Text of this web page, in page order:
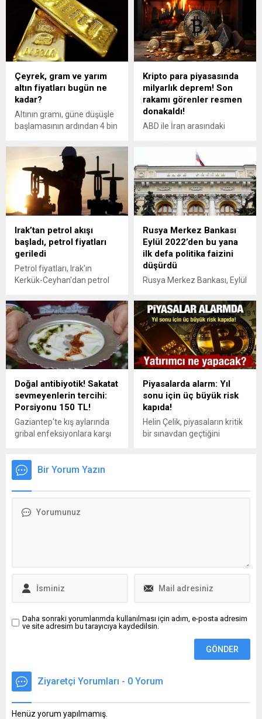
Çeyrek, gram ve yarım
altın fiyatları bugün ne
kadar?
Altının gramı, güne düşüşle
başlamasının ardından 4 bin
Kripto para piyasasında
milyarlık deprem! Son
rakamı görenler resmen
donakaldı!
ABD ile İran arasındaki
ETF'lerden hızlanan milyar
dolarlık para çıkışları kripto
piyasasını sarstı. Satış
baskısıyla Bitcoin 73 bin
doların altına gerilerken,
yatırımcıların gözü ABD
Irak’tan petrol akışı
başladı, petrol fiyatları
geriledi
Petrol fiyatları, Irak'ın
Kerkük-Ceyhan'dan petrol
başlamasının ardından
geriledi. Brent petrol 69
doların altına indi.
Rusya Merkez Bankası
Eylül 2022’den bu yana
ilk defa politika faizini
düşürdü
Rusya Merkez Bankası, Eylül
politika faizini düşürerek
yüzde 21'den yüzde 20’ye
indirdi.
Doğal antibiyotik! Sakatat
sevmeyenlerin tercihi:
Porsiyonu 150 TL!
Gaziantep'te kış aylarında
gribal enfeksiyonlara karşı
konulan sebzelerden dolayı
doğal antibiyotik olarak
tüketiliyor.
Piyasalarda alarm: Yıl
sonu için üç büyük risk
kapıda!
Helin Çelik, piyasaların kritik
bir sınavdan geçtiğini
fiyatlamalarında belirleyici
Bir Yorum Yazın
Daha sonraki yorumlarımda kullanılması için adım, e-posta adresim
ve site adresim bu tarayıcıya kaydedilsin.
Ziyaretçi Yorumları - 0 Yorum
Henüz yorum yapılmamış.